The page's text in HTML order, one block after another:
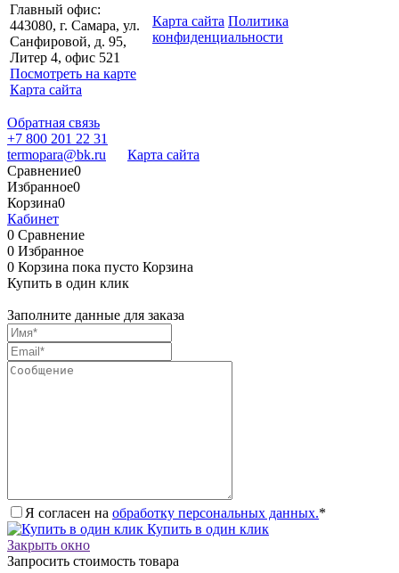
Главный офис:
443080, г. Самара, ул.
Санфировой, д. 95,
Литер 4, офис 521
Посмотреть на карте
Карта сайта
Карта сайта Политика
конфиденциальности
Обратная связь
+7 800 201 22 31
termopara@bk.ru
Карта сайта
Сравнение0
Избранное0
Корзина0
Кабинет
0 Сравнение
0 Избранное
0 Корзина пока пусто Корзина
Купить в один клик
Заполните данные для заказа
Я согласен на обработку персональных данных.*
Купить в один клик
Закрыть окно
Запросить стоимость товара